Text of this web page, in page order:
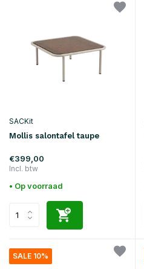
SACKit
Mollis salontafel taupe
€399,00
Incl. btw
• Op voorraad
SALE 10%